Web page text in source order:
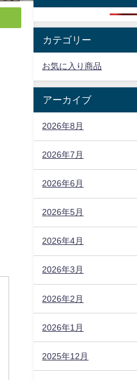
カテゴリー
お気に入り商品
アーカイブ
2026年8月
2026年7月
2026年6月
2026年5月
2026年4月
2026年3月
2026年2月
2026年1月
2025年12月